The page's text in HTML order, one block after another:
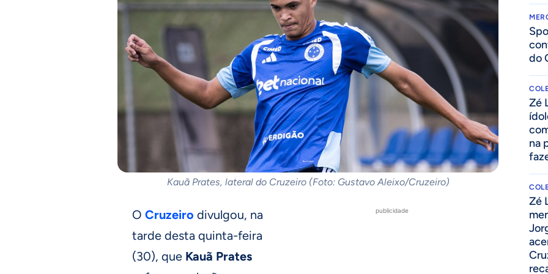
Kauã Prates, lateral do Cruzeiro (Foto: Gustavo Aleixo/Cruzeiro)
publicidade
O Cruzeiro divulgou, na
tarde desta quinta-feira
(30), que Kauã Prates
do
Zé
na
Zé